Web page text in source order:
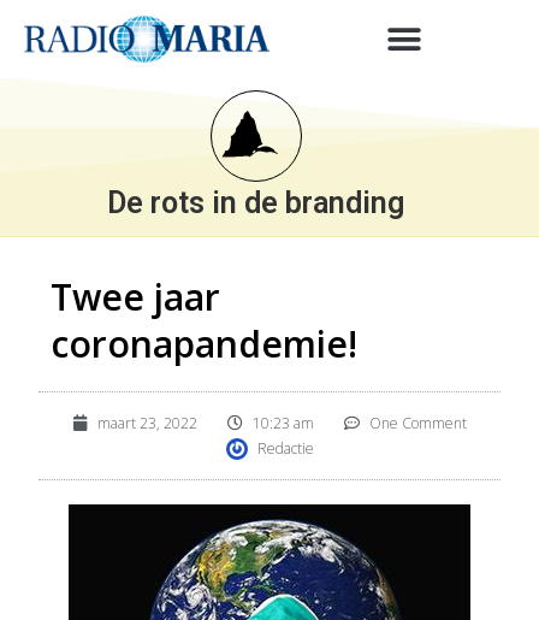
De rots in de branding
Twee jaar
coronapandemie!
maart 23, 2022 10:23 am
One Comment
Redactie